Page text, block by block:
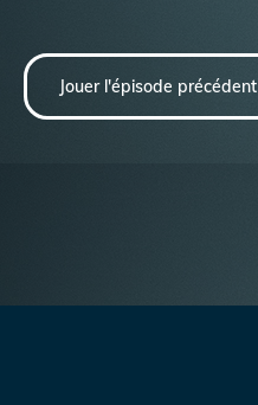
Jouer l'épisode précédent